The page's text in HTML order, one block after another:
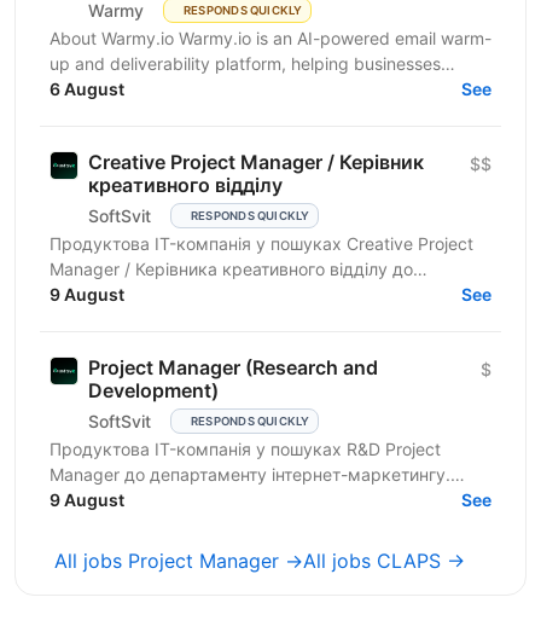
Warmy RESPONDS QUICKLY
About Warmy.io Warmy.io is an AI-powered email warm-
up and deliverability platform, helping businesses
improve inbox placement and ensure their emails
6 August See
Creative Project Manager / Керівник
креативного відділу
SoftSvit RESPONDS QUICKLY
$$
Продуктова IT-компанія у пошуках Creative Project
Manager / Керівника креативного відділу до
департаменту інтернет-маркетингу. Компанія шукає
9 August See
Project Manager (Research and
Development)
SoftSvit RESPONDS QUICKLY
$
Продуктова IT-компанія у пошуках R&D Project
Manager до департаменту інтернет-маркетингу.
Компанія шукає сильного фахівця, який
9 August See
All jobs Project Manager →All jobs CLAPS →